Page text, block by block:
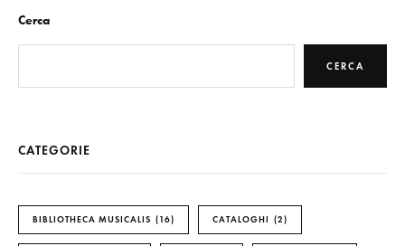
Cerca
CERCA
CATEGORIE
BIBLIOTHECA MUSICALIS 16 CATALOGHI 2